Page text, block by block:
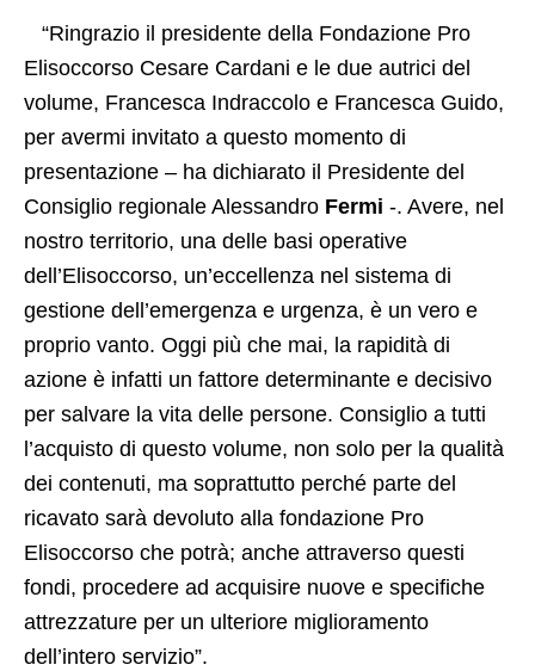
“Ringrazio il presidente della Fondazione Pro
Elisoccorso Cesare Cardani e le due autrici del
volume, Francesca Indraccolo e Francesca Guido,
per avermi invitato a questo momento di
presentazione – ha dichiarato il Presidente del
Consiglio regionale Alessandro Fermi -. Avere, nel
nostro territorio, una delle basi operative
dell’Elisoccorso, un’eccellenza nel sistema di
gestione dell’emergenza e urgenza, è un vero e
proprio vanto. Oggi più che mai, la rapidità di
azione è infatti un fattore determinante e decisivo
per salvare la vita delle persone. Consiglio a tutti
l’acquisto di questo volume, non solo per la qualità
dei contenuti, ma soprattutto perché parte del
ricavato sarà devoluto alla fondazione Pro
Elisoccorso che potrà; anche attraverso questi
fondi, procedere ad acquisire nuove e specifiche
attrezzature per un ulteriore miglioramento
dell’intero servizio”.